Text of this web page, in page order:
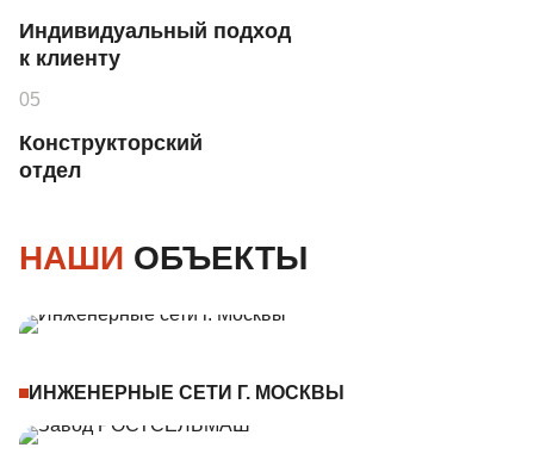
Индивидуальный подход
к клиенту
Конструкторский
отдел
НАШИ ОБЪЕКТЫ
ИНЖЕНЕРНЫЕ СЕТИ Г. МОСКВЫ